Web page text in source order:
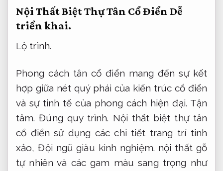
Nội Thất Biệt Thự Tân Cổ Điển Dễ
triển khai.
Lộ trình.
Phong cách tân cổ điển mang đến sự kết
hợp giữa nét quý phái của kiến trúc cổ điển
và sự tinh tế của phong cách hiện đại. Tận
tâm. Đúng quy trình. Nội thất biệt thự tân
cổ điển sử dụng các chi tiết trang trí tinh
xảo,Đội ngũ giàu kinh nghiệm. nội thất gỗ
tự nhiên và các gam màu sang trọng như